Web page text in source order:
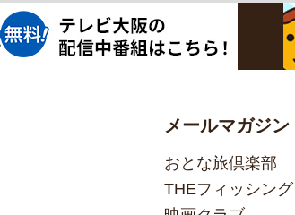
メールマガジン
おとな旅倶楽部
THEフィッシング